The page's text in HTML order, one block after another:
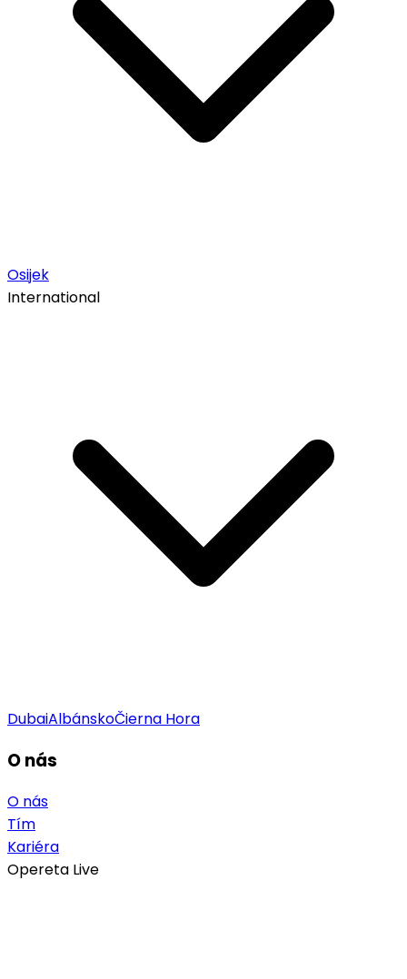
Osijek
International
DubaiAlbánskoČierna Hora
O nás
O nás
Tím
Kariéra
Opereta Live